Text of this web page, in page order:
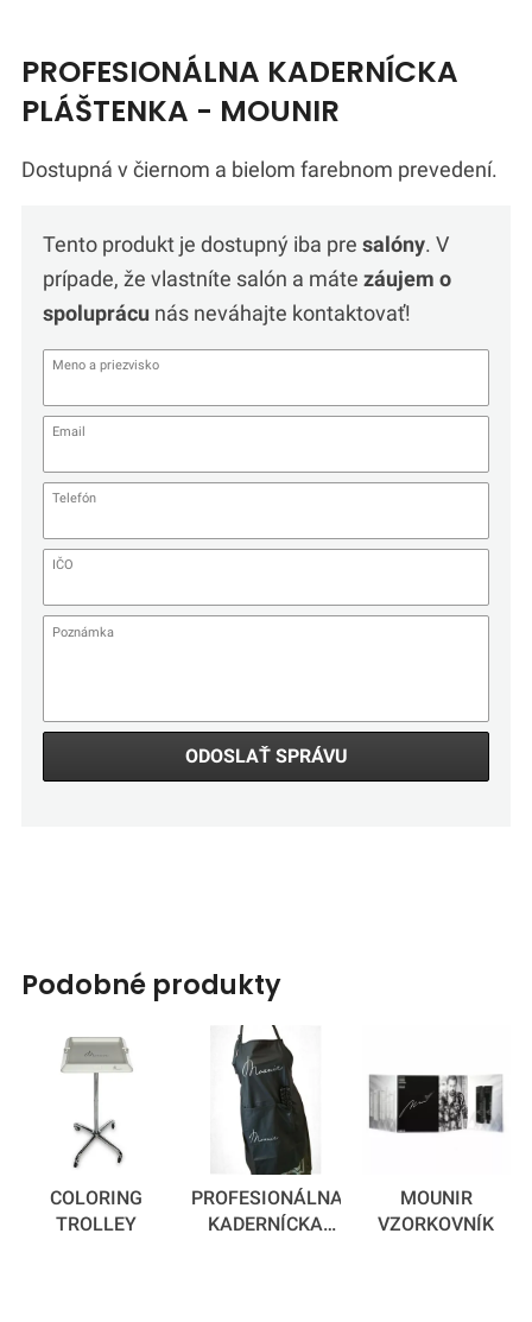
PROFESIONÁLNA KADERNÍCKA
PLÁŠTENKA - MOUNIR
Dostupná v čiernom a bielom farebnom prevedení.
Tento produkt je dostupný iba pre salóny. V
prípade, že vlastníte salón a máte záujem o
spoluprácu nás neváhajte kontaktovať!
ODOSLAŤ SPRÁVU
podobné produkty
COLORING
TROLLEY
PROFESIONÁLNA
KADERNÍCKA
MOUNIR
VZORKOVNÍK